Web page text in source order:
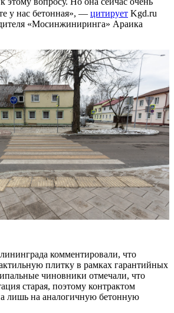
у нас бетонная», — цитирует Kgd.ru
«Мосинжиниринга» Араика
комментировали, что
плитку в рамках гарантийных
чиновники отмечали, что
старая, поэтому контрактом
лишь на аналогичную бетонную